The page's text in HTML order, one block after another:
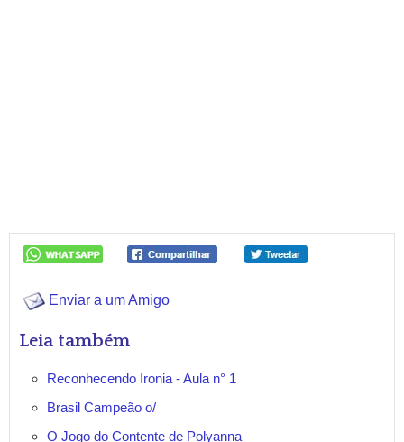
Enviar a um Amigo
Leia também
Reconhecendo Ironia - Aula n° 1
Brasil Campeão o/
O Jogo do Contente de Polyanna